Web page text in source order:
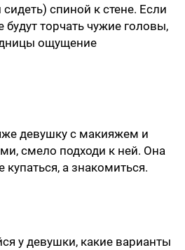
спиной к стене. Если
будут торчать чужие головы,
ощущение
девушку с макияжем и
смело подходи к ней. Она
а знакомиться.
у девушки, какие варианты